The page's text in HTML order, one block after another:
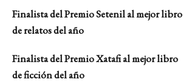
Finalista del Premio Setenil al mejor libro
de relatos del año
Finalista del Premio Xatafi al mejor libro
de ficción del año